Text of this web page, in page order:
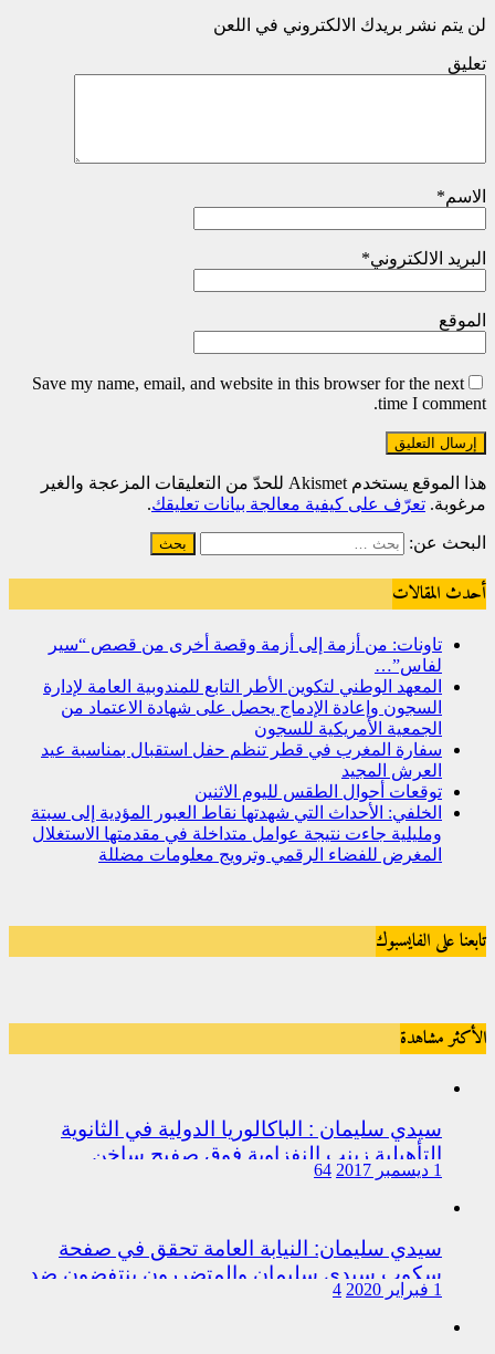
لن يتم نشر بريدك الالكتروني في اللعن
تعليق
الاسم*
البريد الالكتروني*
الموقع
Save my name, email, and website in this browser for the next
time I comment.
هذا الموقع يستخدم Akismet للحدّ من التعليقات المزعجة والغير
مرغوبة. تعرّف على كيفية معالجة بيانات تعليقك.
البحث عن:
أحدث المقالات
تاونات: من أزمة إلى أزمة وقصة أخرى من قصص “سير
لفاس”…
المعهد الوطني لتكوين الأطر التابع للمندوبية العامة لإدارة
السجون وإعادة الإدماج يحصل على شهادة الاعتماد من
الجمعية الأمريكية للسجون
سفارة المغرب في قطر تنظم حفل استقبال بمناسبة عيد
العرش المجيد
توقعات أحوال الطقس لليوم الاثنين
الخلفي: الأحداث التي شهدتها نقاط العبور المؤدية إلى سبتة
ومليلية جاءت نتيجة عوامل متداخلة في مقدمتها الاستغلال
المغرض للفضاء الرقمي وترويج معلومات مضللة
تابعنا على الفايسبوك
الأكثر مشاهدة
سيدي سليمان : الباكالوريا الدولية في الثانوية
التأهيلية زينب النفزاوية فوق صفيح ساخن
1 ديسمبر 2017 64
سيدي سليمان: النيابة العامة تحقق في صفحة
سكوب سيدي سليمان والمتضررون ينتفضون ضد
المتورطين من رجال الشرطة
1 فبراير 2020 4